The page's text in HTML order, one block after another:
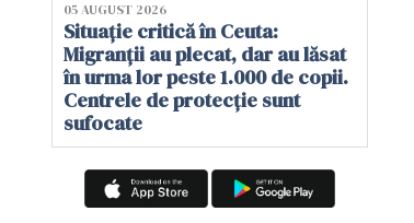
05 AUGUST 2026
Situație critică în Ceuta:
Migranții au plecat, dar au lăsat
în urma lor peste 1.000 de copii.
Centrele de protecție sunt
sufocate